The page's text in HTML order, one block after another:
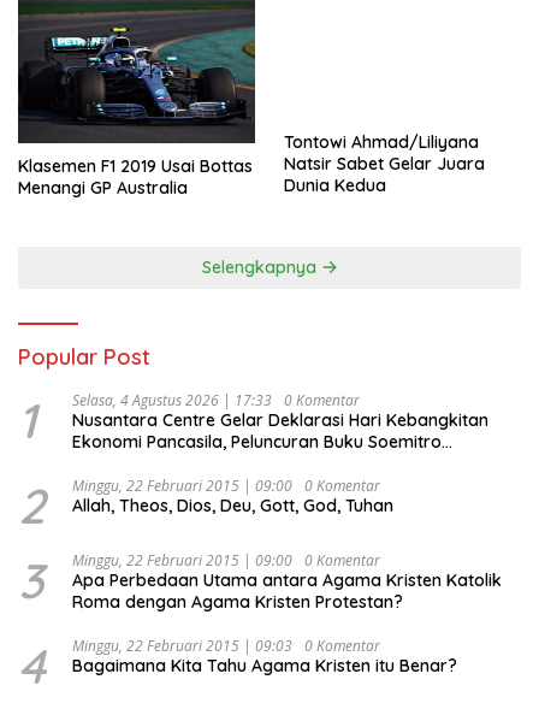
Klasemen F1 2019 Usai Bottas
Menangi GP Australia
Tontowi Ahmad/Liliyana
Natsir Sabet Gelar Juara
Dunia Kedua
Selengkapnya
Popular Post
1 Selasa, 4 Agustus 2026 | 17:33 0 Komentar
Nusantara Centre Gelar Deklarasi Hari Kebangkitan
Ekonomi Pancasila, Peluncuran Buku Soemitro
Ekonomi Politik Indonesia) & Simposium Nasional
“Urgensi Undang-Undang Perekonomian Nasional dan
Indonesia Emas 2045”,
2 Minggu, 22 Februari 2015 | 09:00 0 Komentar
Allah, Theos, Dios, Deu, Gott, God, Tuhan
3 Minggu, 22 Februari 2015 | 09:00 0 Komentar
Apa Perbedaan Utama antara Agama Kristen Katolik
Roma dengan Agama Kristen Protestan?
4 Minggu, 22 Februari 2015 | 09:03 0 Komentar
Bagaimana Kita Tahu Agama Kristen itu Benar?